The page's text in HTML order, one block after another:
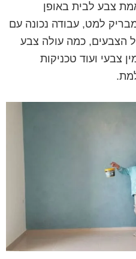
צבע לבית באופן
למט, עבודה נכונה עם
הצבעים, כמה עולה צבע
צבעי ועוד טכניקות